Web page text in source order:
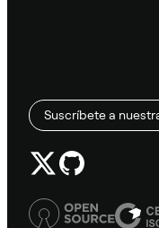
Suscríbete a